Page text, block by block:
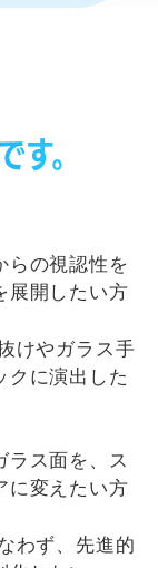
す。
らの視認性を
展開したい方
けやガラス手
クに演出した
ラス面を、ス
に変えたい方
わず、先進的